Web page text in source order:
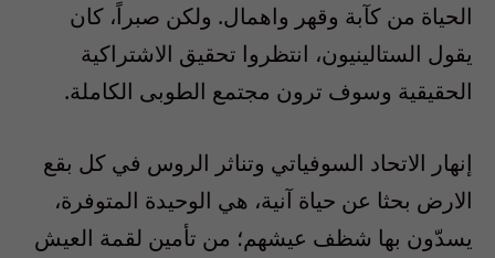
الحياة من كآبة وقهر واهمال. ولكن صبراً، كان
يقول الستالينيون، انتظروا تحقيق الاشتراكية
الحقيقية وسوف ترون مجتمع الطوبى الكاملة.
إنهار الاتحاد السوفياتي وتناثر الروس في كل بقع
الارض بحثا عن حياة آنية، هي الوحيدة المتوفرة،
يسدّون بها شظف عيشهم؛ من تأمين لقمة العيش